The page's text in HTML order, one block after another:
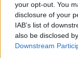
your opt-out. You
disclosure of your
IAB’s list of
also be disclosed
Downstream